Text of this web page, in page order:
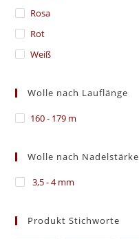
Rosa
Rot
Weiß
Wolle nach Lauflänge
160 - 179 m
Wolle nach Nadelstärke
3,5 - 4 mm
Produkt Stichworte